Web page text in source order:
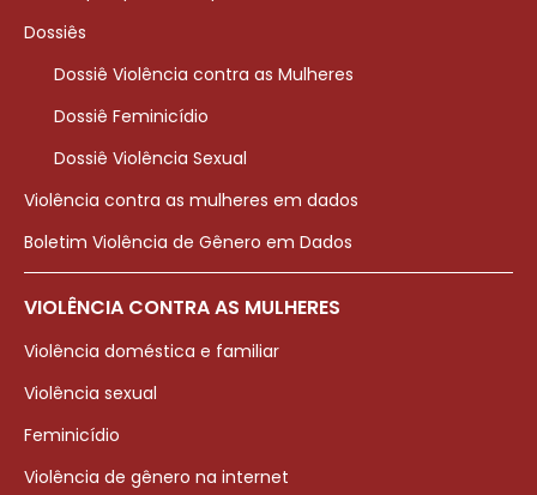
Dossiês
Dossiê Violência contra as Mulheres
Dossiê Feminicídio
Dossiê Violência Sexual
Violência contra as mulheres em dados
Boletim Violência de Gênero em Dados
VIOLÊNCIA CONTRA AS MULHERES
Violência doméstica e familiar
Violência sexual
Feminicídio
Violência de gênero na internet